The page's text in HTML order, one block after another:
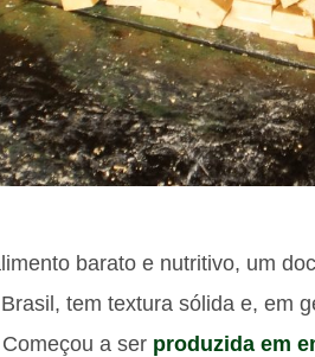
barato e nutritivo, um
tem textura sólida e, em
a ser produzida em